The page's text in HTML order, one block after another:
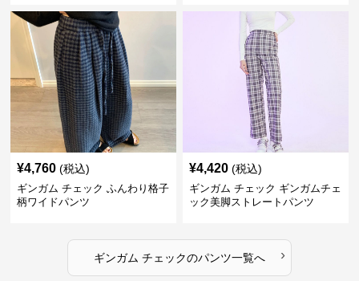
¥4,760 (税込)
ギンガム チェック ふんわり格子
柄ワイドパンツ
¥4,420 (税込)
ギンガム チェック ギンガムチェ
ック美脚ストレートパンツ
ギンガム チェックのパンツ一覧へ ›